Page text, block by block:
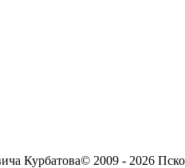
Курбатова© 2009 - 2026